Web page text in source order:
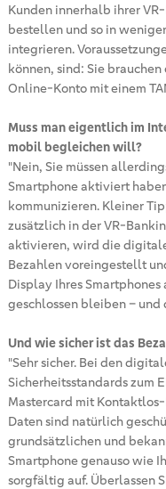
Kunden innerhalb ihrer
bestellen und so in
integrieren.
können, sind: Sie
Online-Konto mit einem
Muss man eigentlich im
mobil begleichen will?
"Nein, Sie müssen
Smartphone aktiviert
kommunizieren. Kleiner
zusätzlich in der VR-
aktivieren, wird die
Bezahlen voreingestellt
Display Ihres
geschlossen bleiben – und
Und wie sicher ist das
"Sehr sicher. Bei den
Sicherheitsstandards zum
Mastercard mit
Daten sind natürlich
grundsätzlichen und
Smartphone genauso wie
sorgfältig auf. Überlassen